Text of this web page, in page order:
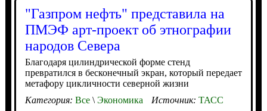
"Газпром нефть" представила на
ПМЭФ арт-проект об этнографии
народов Севера
Благодаря цилиндрической форме стенд
превратился в бесконечный экран, который передает
метафору цикличности северной жизни
Категория: Все\Экономика Источник: ТАСС